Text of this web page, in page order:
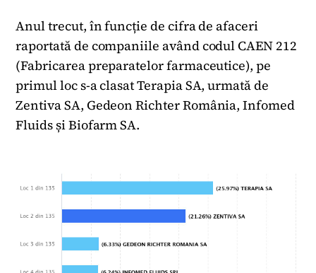
Anul trecut, în funcție de cifra de afaceri
raportată de companiile având codul CAEN 212
(Fabricarea preparatelor farmaceutice), pe
primul loc s-a clasat Terapia SA, urmată de
Zentiva SA, Gedeon Richter România, Infomed
Fluids și Biofarm SA.